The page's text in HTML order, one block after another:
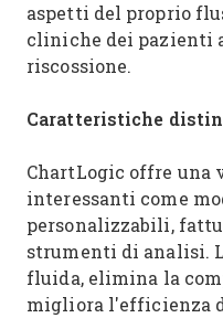
aspetti del proprio
cliniche dei pazienti
riscossione.
Caratteristiche
ChartLogic offre
interessanti come
personalizzabili,
strumenti di analisi.
fluida, elimina la
migliora l'efficienza